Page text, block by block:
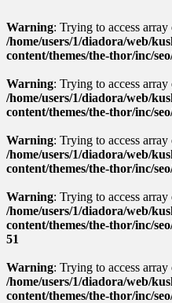
Warning: Trying to access
/home/users/1/diadora/web/
content/themes/the-thor/inc/
Warning: Trying to access
/home/users/1/diadora/web/
content/themes/the-thor/inc/
Warning: Trying to access
/home/users/1/diadora/web/
content/themes/the-thor/inc/
Warning: Trying to access
/home/users/1/diadora/web/
content/themes/the-thor/inc/
51
Warning: Trying to access
/home/users/1/diadora/web/
content/themes/the-thor/inc/